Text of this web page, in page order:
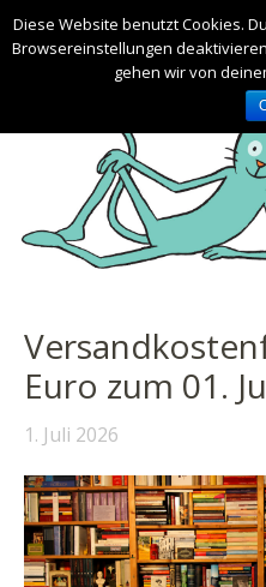
Euro zum 01.
1. Juli 2026
Diese Website benutzt Cookies.
Browsereinstellungen
gehen wir von